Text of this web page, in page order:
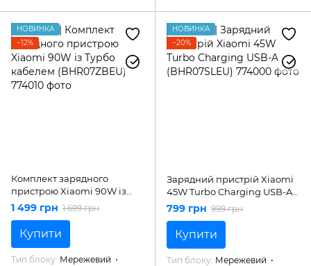
НОВИНКА
−12%
Комплект зарядного
пристрою Xiaomi 90W із
Турбо кабелем
(BHR07ZBEU)
1 499 грн 1 699 грн
Купити
Тип блоку Мережевий
НОВИНКА
−20%
Зарядний пристрій Xiaomi
45W Turbo Charging USB-A
(BHR07SLEU)
799 грн 999 грн
Купити
Тип блоку Мережевий